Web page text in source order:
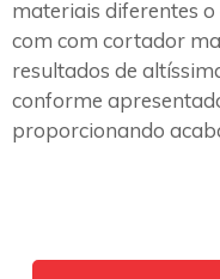
materiais diferentes
com com cortador
resultados de
conforme
proporcionando